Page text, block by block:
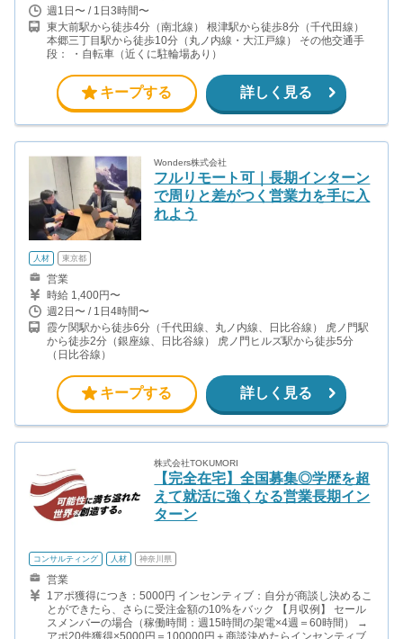
週1日〜 / 1日3時間〜
東大前駅から徒歩4分（南北線） 根津駅から徒歩8分（千代田線）
本郷三丁目駅から徒歩10分（丸ノ内線・大江戸線） その他交通手
段： ・自転車（近くに駐輪場あり）
キープする 詳しく見る
Wonders株式会社
フルリモート可｜長期インターン
で周りと差がつく営業力を手に入
れよう
人材 東京都
営業
時給 1,400円〜
週2日〜 / 1日4時間〜
霞ケ関駅から徒歩6分（千代田線、丸ノ内線、日比谷線） 虎ノ門駅
から徒歩2分（銀座線、日比谷線） 虎ノ門ヒルズ駅から徒歩5分
（日比谷線）
キープする 詳しく見る
株式会社TOKUMORI
【完全在宅】全国募集◎学歴を超
えて就活に強くなる営業長期イン
ターン
コンサルティング 人材 神奈川県
営業
1アポ獲得につき：5000円 インセンティブ：自分が商談し決めるこ
とができたら、さらに受注金額の10%をバック 【月収例】 セール
スメンバーの場合（稼働時間：週15時間の架電×4週＝60時間） →
アポ20件獲得×5000円＝100000円＋商談決めたらインセンティブ